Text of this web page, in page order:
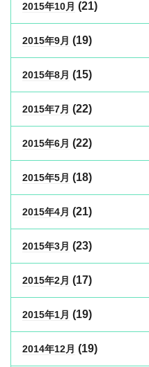
2015年10月 (21)
2015年9月 (19)
2015年8月 (15)
2015年7月 (22)
2015年6月 (22)
2015年5月 (18)
2015年4月 (21)
2015年3月 (23)
2015年2月 (17)
2015年1月 (19)
2014年12月 (19)